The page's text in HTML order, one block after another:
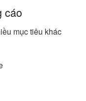
cáo
mục tiêu khác